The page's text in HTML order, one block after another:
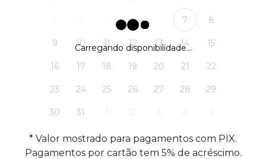
5 7 8
9 10 11 12 13 14 15
16 17 18 19 20 21 22
23 24 25 26 27 28 29
30 31
Carregando disponibilidade...
* Valor mostrado para pagamentos com PIX.
Pagamentos por cartão tem 5% de acréscimo.